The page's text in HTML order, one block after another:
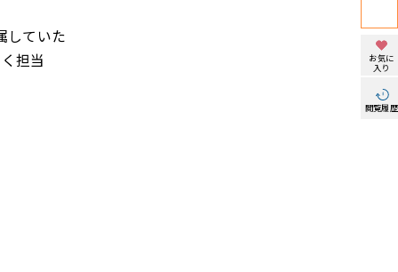
していた
担当
お気に
入り
閲覧履歴